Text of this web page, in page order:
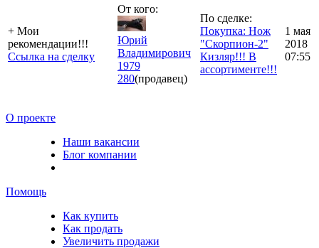
+ Мои
рекомендации!!!
Ссылка на сделку
От кого:
Юрий
Владимирович
1979
280(продавец)
По сделке:
Покупка: Нож
"Скорпион-2"
Кизляр!!! В
ассортименте!!!
1 мая
2018
07:55
О проекте
Наши вакансии
Блог компании
Помощь
Как купить
Как продать
Увеличить продажи